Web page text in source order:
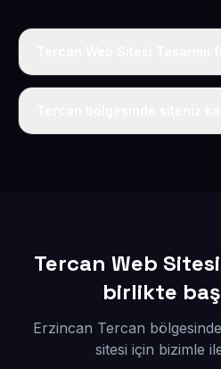
Tek fiyat uygulanır: yıllık 50
Tercan Web Sitesi
birlikte
Erzincan Tercan
sitesi için bizimle